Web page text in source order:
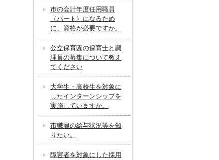
市の会計年度任用職員
（パート）になるため
に、資格が必要ですか。
公立保育園の保育士と調
理員の募集について教え
てください
大学生・高校生を対象に
したインターンシップを
実施していますか。
市職員の給与状況等を知
りたい。
障害者を対象にした採用